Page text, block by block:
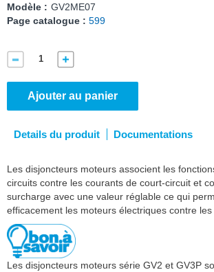
Modèle : GV2ME07
Page catalogue : 599
Ajouter au panier
Details du produit Documentations
Les disjoncteurs moteurs associent les
circuits contre les courants de court-circuit et
surcharge avec une valeur réglable ce qui
efficacement les moteurs électriques contre les
Les disjoncteurs moteurs série GV2 et GV3P